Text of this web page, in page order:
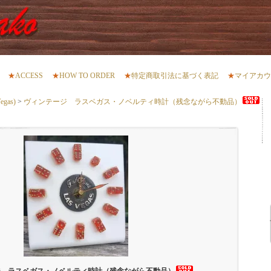
★ACCESS ★HOW TO ORDER ★特定商取引法に基づく表記 ★マイアカ
> ヴィンテージ ラスベガス・ノベルティ時計（残念ながら不動品）